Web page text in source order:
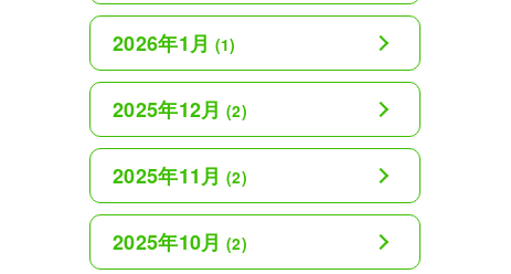
2026年1月 (1)
2025年12月 (2)
2025年11月 (2)
2025年10月 (2)